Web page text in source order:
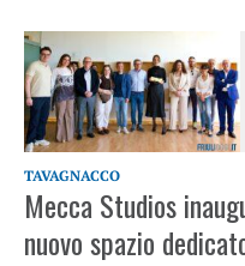
TAVAGNACCO
Mecca Studios
nuovo spazio